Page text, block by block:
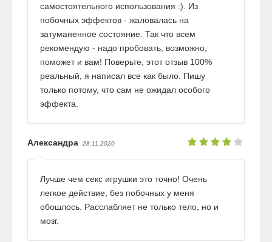
самостоятельного использования :). Из
побочных эффектов - жаловалась на
затуманенное состояние. Так что всем
рекомендую - надо пробовать, возможно,
поможет и вам! Поверьте, этот отзыв 100%
реальный, я написал все как было. Пишу
только потому, что сам не ожидал особого
эффекта.
Александра 28.11.2020
Лучше чем секс игрушки это точно! Очень
легкое действие, без побочных у меня
обошлось. Расслабляет не только тело, но и
мозг.